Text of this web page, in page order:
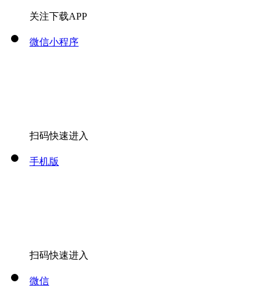
关注下载APP
微信小程序
扫码快速进入
手机版
扫码快速进入
微信